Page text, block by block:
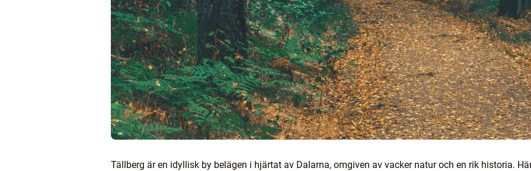
Tällberg är en idyllisk by belägen i hjärtat av Dalarna, omgiven av vacker natur och en rik historia.